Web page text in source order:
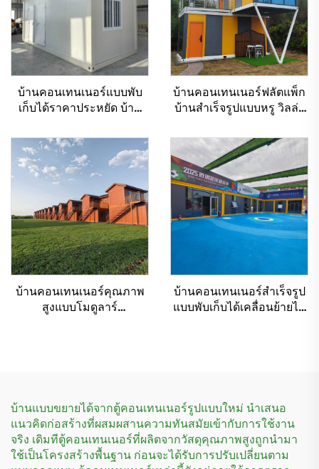
บ้านคอนเทนเนอร์แบบพับ
เก็บได้ราคาประหยัด บ้าน
แบบคอนเทนเนอร์
บ้านคอนเทนเนอร์ฟลัตแพ็ก
บ้านสำเร็จรูปแบบหรู วิลล่า
งานแสดงสินค้า
บ้านคอนเทนเนอร์คุณภาพ
สูงแบบโมดูลาร์
บ้านคอนเทนเนอร์สำเร็จรูป
แบบพับเก็บได้เคลื่อนย้ายได้
บ้านแบบขยายได้จากตู้คอนเทนเนอร์รูปแบบใหม่ นำเสนอ
แนวคิดก่อสร้างที่ผสมผสานความทันสมัยเข้ากับการใช้งาน
จริง เดิมทีตู้คอนเทนเนอร์ที่ผลิตจากวัสดุคุณภาพสูงถูกนำมา
ใช้เป็นโครงสร้างพื้นฐาน ก่อนจะได้รับการปรับเปลี่ยนตาม